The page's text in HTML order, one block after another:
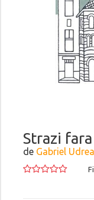
Strazi
de Gabriel Udrea